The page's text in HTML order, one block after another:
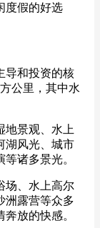
度假的好选
和投资的核
公里，其中水
景观、水上
湖风光、城市
诸多景光。
、水上高尔
洲露营等众多
放的快感。